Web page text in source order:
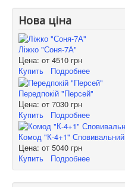
Нова ціна
Ліжко "Соня-7А"
Цена: от 4510 грн
Купить
Подробнее
Передпокій "Персей"
Цена: от 7030 грн
Купить
Подробнее
Комод "К-4+1" Сповивальний
Цена: от 5040 грн
Купить
Подробнее